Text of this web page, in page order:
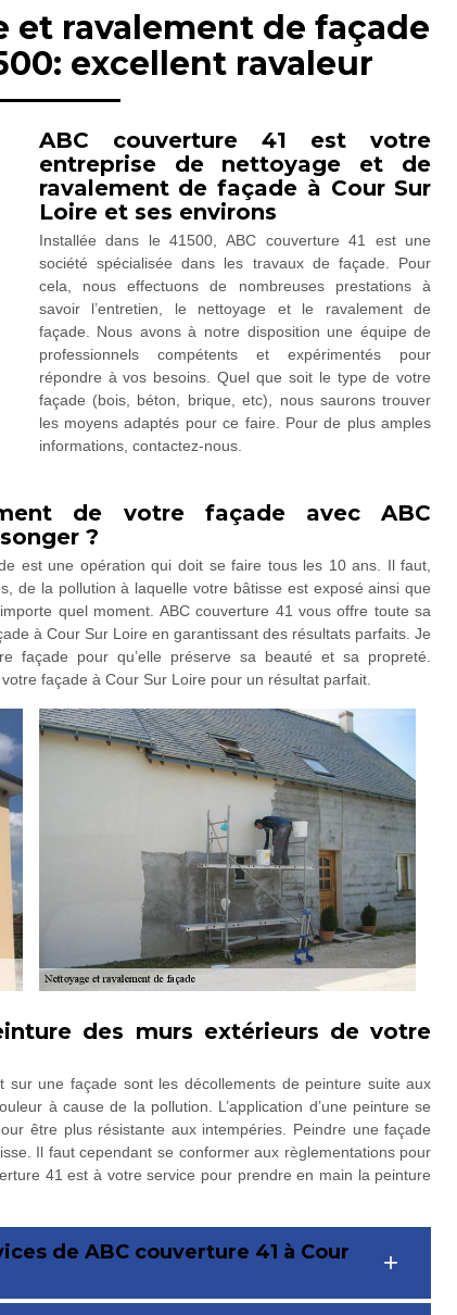
et ravalement de façade
excellent ravaleur
ABC couverture 41 est votre
entreprise de nettoyage et de
ravalement de façade à Cour Sur
Loire et ses environs
Installée dans le 41500, ABC couverture 41 est une
société spécialisée dans les travaux de façade. Pour
cela, nous effectuons de nombreuses prestations à
savoir l’entretien, le nettoyage et le ravalement de
façade. Nous avons à notre disposition une équipe de
professionnels compétents et expérimentés pour
répondre à vos besoins. Quel que soit le type de votre
façade (bois, béton, brique, etc), nous saurons trouver
les moyens adaptés pour ce faire. Pour de plus amples
informations, contactez-nous.
de votre façade avec ABC
?
est une opération qui doit se faire tous les 10 ans. Il faut,
de la pollution à laquelle votre bâtisse est exposé ainsi que
quel moment. ABC couverture 41 vous offre toute sa
à Cour Sur Loire en garantissant des résultats parfaits. Je
façade pour qu’elle préserve sa beauté et sa propreté.
façade à Cour Sur Loire pour un résultat parfait.
des murs extérieurs de votre
sur une façade sont les décollements de peinture suite aux
à cause de la pollution. L’application d’une peinture se
être plus résistante aux intempéries. Peindre une façade
Il faut cependant se conformer aux règlementations pour
41 est à votre service pour prendre en main la peinture
de ABC couverture 41 à Cour